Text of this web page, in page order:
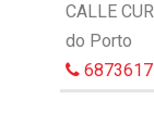
CALLE
do Porto